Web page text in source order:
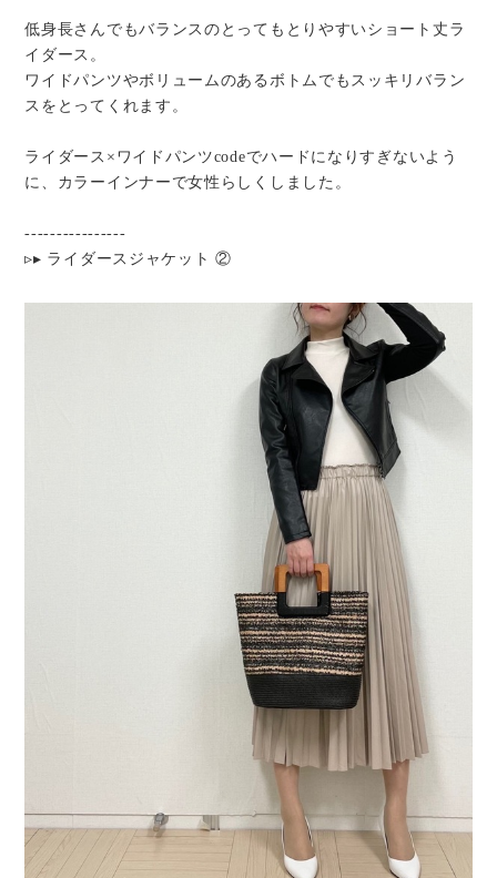
低身長さんでもバランスのとってもとりやすいショート丈ラ
イダース。
ワイドパンツやボリュームのあるボトムでもスッキリバラン
スをとってくれます。
ライダース×ワイドパンツcodeでハードになりすぎないよう
に、カラーインナーで女性らしくしました。
----------------
▹▸ ライダースジャケット ②